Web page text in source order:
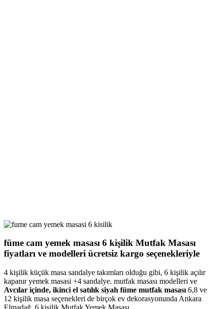
füme cam yemek masası 6 kişilik Mutfak Masası
fiyatları ve modelleri ücretsiz kargo seçenekleriyle
4 kişilik küçük masa sandalye takımları olduğu gibi, 6 kişilik açılır
kapanır yemek masasi +4 sandalye. mutfak masası modelleri ve
Avcılar içinde, ikinci el satılık siyah füme mutfak masası 6,8 ve
12 kişilik masa seçenekleri de birçok ev dekorasyonunda Ankara
Elmadağ. 6 kişilik Mutfak Yemek Masası